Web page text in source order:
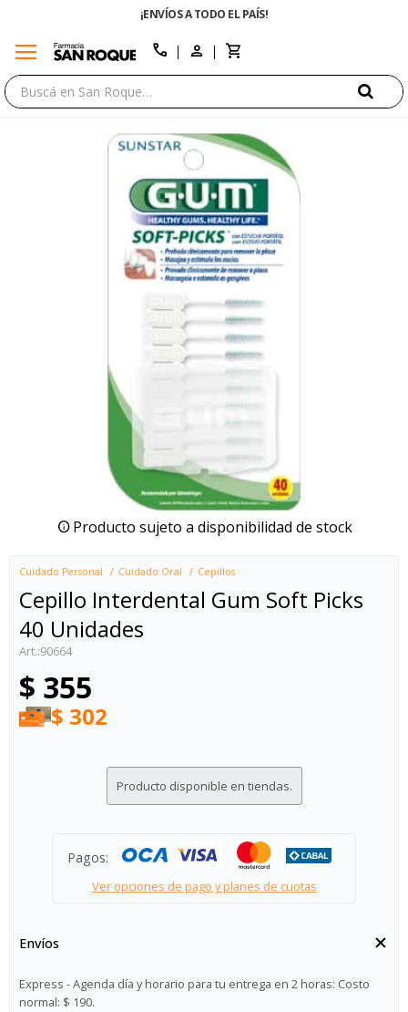
menu call
Producto sujeto a disponibilidad de stock
Cuidado Personal Cuidado Oral Cepillos
Cepillo Interdental Gum Soft Picks
40 Unidades
90664
$ 355
$ 302
Producto disponible en tiendas.
Pagos:
Ver opciones de pago y planes de cuotas
Envíos
Express - Agenda día y horario para tu entrega en 2 horas: Costo
normal: $ 190.
close